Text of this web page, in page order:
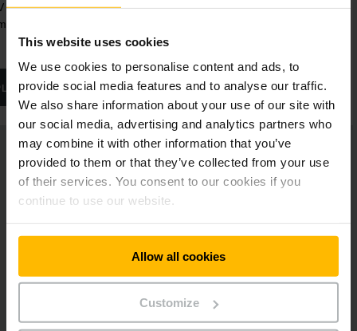
This website uses cookies
We use cookies to personalise content and ads, to
provide social media features and to analyse our traffic.
We also share information about your use of our site with
our social media, advertising and analytics partners who
may combine it with other information that you’ve
provided to them or that they’ve collected from your use
of their services. You consent to our cookies if you
continue to use our website.
Allow all cookies
Customize
garantissent une
à 13 mètres
pièces permet d'optimiser
dans le domaine de la logistique.
EN SAVOIR PLUS
site? Cela en vaut la peine.
S'INSCRIRE MAINTENANT